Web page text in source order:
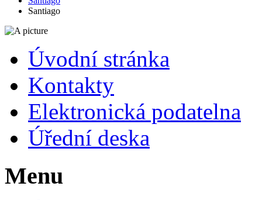
Santiago
Úvodní stránka
Kontakty
Elektronická podatelna
Úřední deska
Menu